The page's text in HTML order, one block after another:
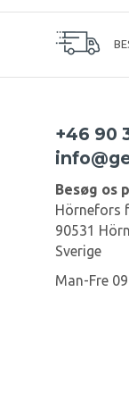
+46 90
Besøg os
Hörnefors
90531
Sverige
Man-Fre